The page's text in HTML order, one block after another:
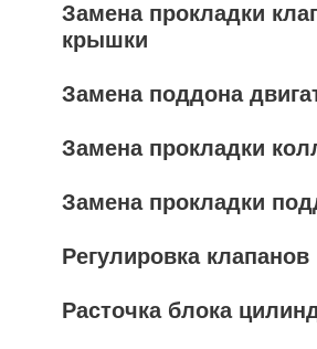
Замена прокладки
крышки
Замена поддона
Замена прокладки
Замена прокладки
Регулировка клапанов
Расточка блока